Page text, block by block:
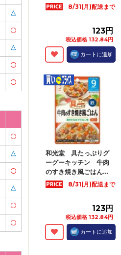
△
〇
△
〇
〇
〇
△
〇
△
〇
〇
8/31(月)配送まで
123円
税込価格 132.84円
カートに追加
和光堂 具たっぷりグ
ーグーキッチン 牛肉
のすき焼き風ごはん...
8/31(月)配送まで
123円
税込価格 132.84円
カートに追加